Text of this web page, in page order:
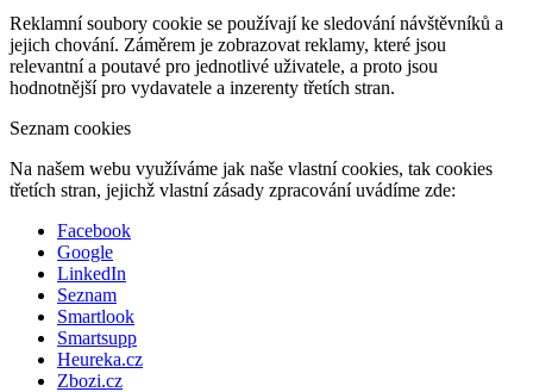
Reklamní soubory cookie se používají ke sledování návštěvníků a
jejich chování. Záměrem je zobrazovat reklamy, které jsou
relevantní a poutavé pro jednotlivé uživatele, a proto jsou
hodnotnější pro vydavatele a inzerenty třetích stran.
Seznam cookies
Na našem webu využíváme jak naše vlastní cookies, tak cookies
třetích stran, jejichž vlastní zásady zpracování uvádíme zde:
Facebook
Google
LinkedIn
Seznam
Smartlook
Smartsupp
Heureka.cz
Zbozi.cz